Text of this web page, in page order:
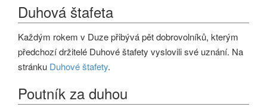
Duhová štafeta
Každým rokem v Duze přibývá pět dobrovolníků, kterým
předchozí držitelé Duhové štafety vyslovili své uznání. Na
stránku Duhové štafety.
Poutník za duhou